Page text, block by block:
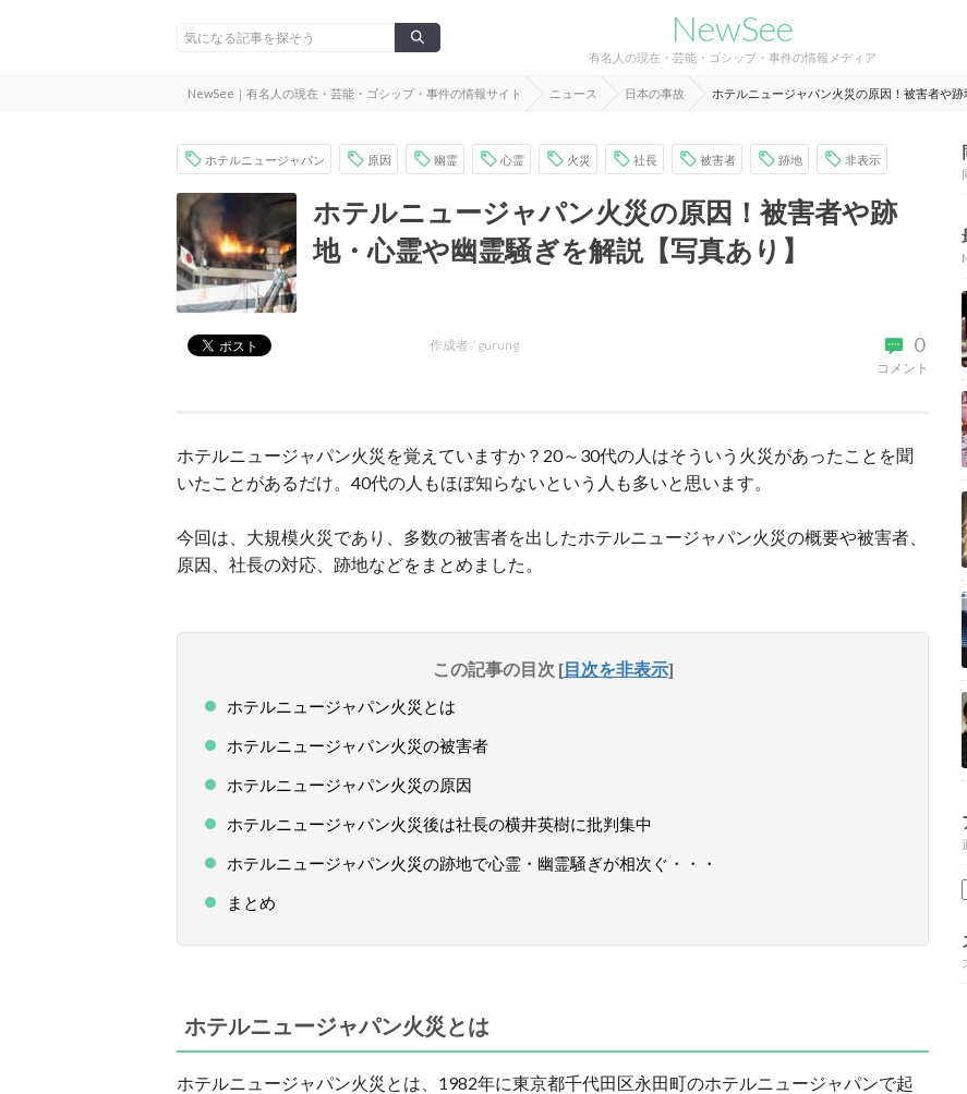
NewSee
有名人の現在・芸能・ゴシップ・事件の情報メディア
NewSee｜有名人の現在・芸能・ゴシップ・事件の情報サイト ニュース 日本の事故 ホテルニュージャパン火災の原因！被害者や
ホテルニュージャパン 原因 幽霊 心霊 火災 社長 被害者 跡地 非表示
ホテルニュージャパン火災の原因！被害者や跡
地・心霊や幽霊騒ぎを解説【写真あり】
0
コメント
作成者 / gurung
ホテルニュージャパン火災を覚えていますか？20～30代の人はそういう火災があったことを聞
いたことがあるだけ。40代の人もほぼ知らないという人も多いと思います。
今回は、大規模火災であり、多数の被害者を出したホテルニュージャパン火災の概要や被害者、
原因、社長の対応、跡地などをまとめました。
この記事の目次 [目次を非表示]
ホテルニュージャパン火災とは
ホテルニュージャパン火災の被害者
ホテルニュージャパン火災の原因
ホテルニュージャパン火災後は社長の横井英樹に批判集中
ホテルニュージャパン火災の跡地で心霊・幽霊騒ぎが相次ぐ・・・
まとめ
ホテルニュージャパン火災とは
ホテルニュージャパン火災とは、1982年に東京都千代田区永田町のホテルニュージャパンで起